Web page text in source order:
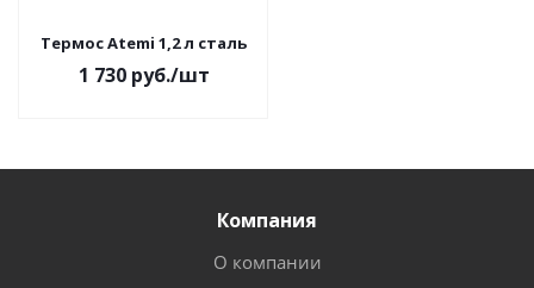
Термос Atemi 1,2 л сталь
1 730руб./шт
Компания
О компании